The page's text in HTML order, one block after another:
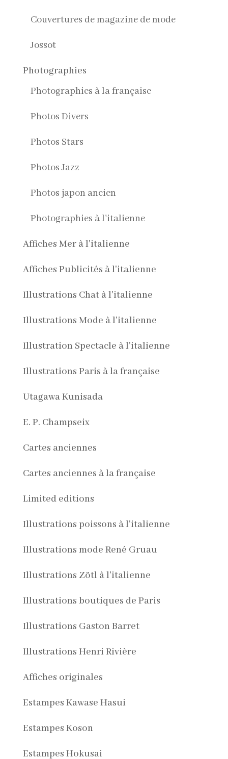
Couvertures de magazine de mode
Jossot
Photographies
Photographies à la française
Photos Divers
Photos Stars
Photos Jazz
Photos japon ancien
Photographies à l'italienne
Affiches Mer à l'italienne
Affiches Publicités à l'italienne
Illustrations Chat à l'italienne
Illustrations Mode à l'italienne
Illustration Spectacle à l'italienne
Illustrations Paris à la française
Utagawa Kunisada
E. P. Champseix
Cartes anciennes
Cartes anciennes à la française
Limited editions
Illustrations poissons à l'italienne
Illustrations mode René Gruau
Illustrations Zötl à l'italienne
Illustrations boutiques de Paris
Illustrations Gaston Barret
Illustrations Henri Rivière
Affiches originales
Estampes Kawase Hasui
Estampes Koson
Estampes Hokusai